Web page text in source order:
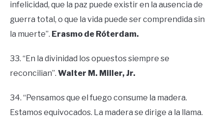
infelicidad, que la paz puede existir en la ausencia de
guerra total, o que la vida puede ser comprendida sin
la muerte”. Erasmo de Róterdam.
33. “En la divinidad los opuestos siempre se
reconcilian”. Walter M. Miller, Jr.
34. “Pensamos que el fuego consume la madera.
Estamos equivocados. La madera se dirige a la llama.